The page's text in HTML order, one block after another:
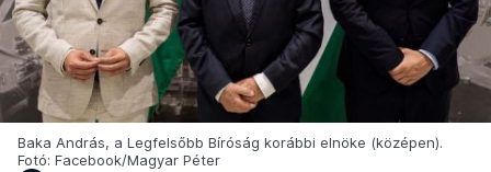
Baka András, a Legfelsőbb Bíróság korábbi elnöke (középen).
Fotó: Facebook/Magyar Péter